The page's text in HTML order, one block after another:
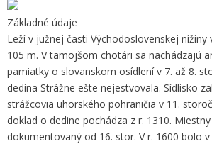
Základné údaje
Leží v južnej časti Východoslovenskej nížiny
105 m. V tamojšom chotári sa nachádzajú
pamiatky o slovanskom osídlení v 7. až 8.
dedina Strážne ešte nejestvovala. Sídlisko
strážcovia uhorského pohraničia v 11.
doklad o dedine pochádza z r. 1310.
dokumentovaný od 16. stor. V r. 1600 bolo v